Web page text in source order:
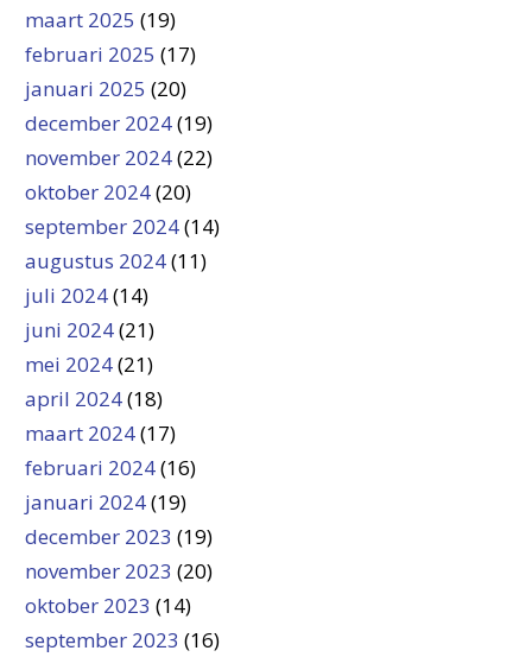
maart 2025 (19)
februari 2025 (17)
januari 2025 (20)
december 2024(19)
november 2024(22)
oktober 2024(20)
september 2024(14)
augustus 2024(11)
juli 2024(14)
juni 2024(21)
mei 2024(21)
april 2024(18)
maart 2024(17)
februari 2024(16)
januari 2024(19)
december 2023 (19)
november 2023 (20)
oktober 2023 (14)
september 2023 (16)